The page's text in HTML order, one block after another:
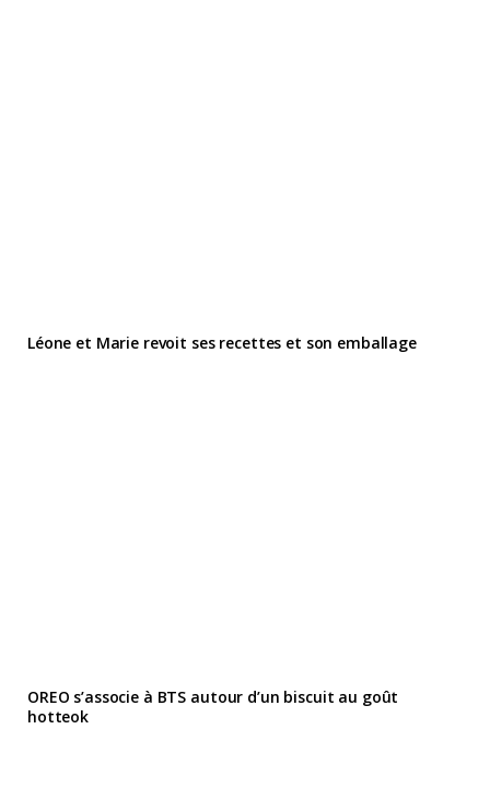
Léone et Marie revoit ses recettes et son emballage
OREO s’associe à BTS autour d’un biscuit au goût
hotteok